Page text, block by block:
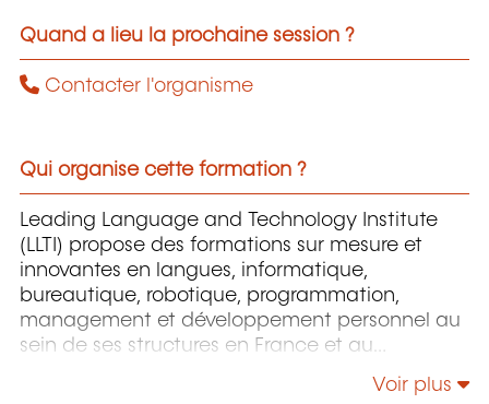
Quand a lieu la prochaine session ?
Contacter l'organisme
Qui organise cette formation ?
Leading Language and Technology Institute
(LLTI) propose des formations sur mesure et
innovantes en langues, informatique,
bureautique, robotique, programmation,
management et développement personnel au
sein de ses structures en France et au
Voir plus